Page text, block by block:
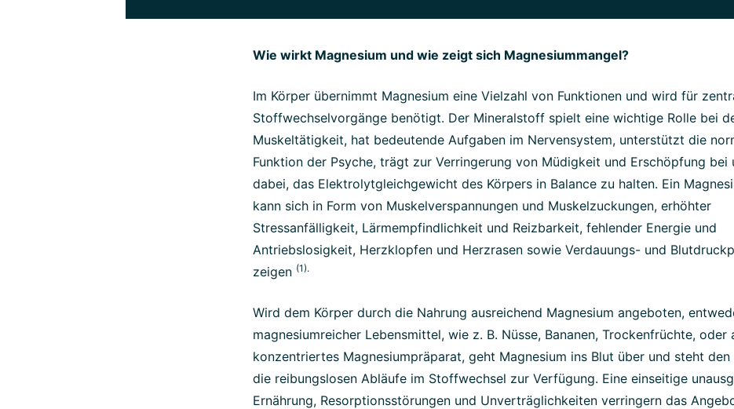
Wie wirkt Magnesium und wie zeigt sich Magnesiummangel?
Im Körper übernimmt Magnesium eine Vielzahl von Funktionen und wird für
Stoffwechselvorgänge benötigt. Der Mineralstoff spielt eine wichtige Rolle bei
Muskeltätigkeit, hat bedeutende Aufgaben im Nervensystem, unterstützt die
Funktion der Psyche, trägt zur Verringerung von Müdigkeit und Erschöpfung bei
dabei, das Elektrolytgleichgewicht des Körpers in Balance zu halten. Ein
kann sich in Form von Muskelverspannungen und Muskelzuckungen, erhöhter
Stressanfälligkeit, Lärmempfindlichkeit und Reizbarkeit, fehlender Energie und
Antriebslosigkeit, Herzklopfen und Herzrasen sowie Verdauungs- und
zeigen (1).
Wird dem Körper durch die Nahrung ausreichend Magnesium angeboten,
magnesiumreicher Lebensmittel, wie z. B. Nüsse, Bananen, Trockenfrüchte, oder
konzentriertes Magnesiumpräparat, geht Magnesium ins Blut über und steht
die reibungslosen Abläufe im Stoffwechsel zur Verfügung. Eine einseitige
Ernährung, Resorptionsstörungen und Unverträglichkeiten verringern das